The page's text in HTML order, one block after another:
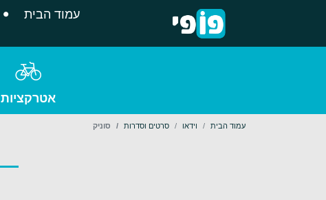
עמוד הבית
אטרקציות
עמוד הבית וידאו סרטים וסדרות סוניק